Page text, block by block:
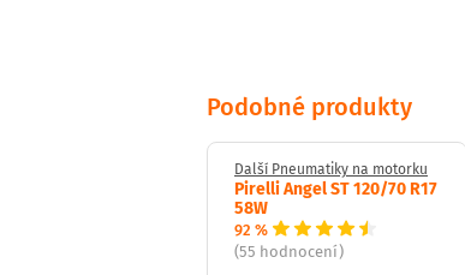
Podobné produkty
Další Pneumatiky na motorku
Pirelli Angel ST 120/70 R17
58W
92 %
(55 hodnocení)